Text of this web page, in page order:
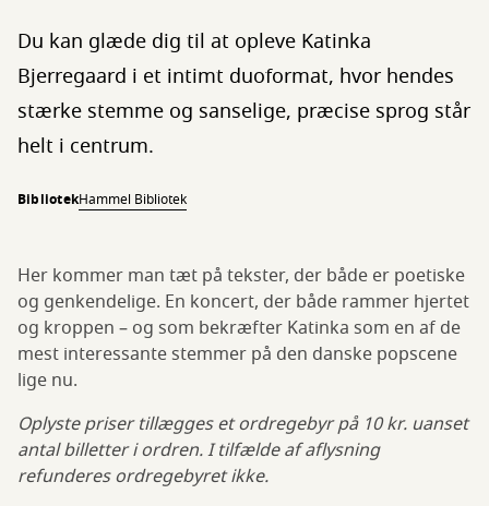
Du kan glæde dig til at opleve Katinka
Bjerregaard i et intimt duoformat, hvor hendes
stærke stemme og sanselige, præcise sprog står
helt i centrum.
BibliotekHammel Bibliotek
Her kommer man tæt på tekster, der både er poetiske
og genkendelige. En koncert, der både rammer hjertet
og kroppen – og som bekræfter Katinka som en af de
mest interessante stemmer på den danske popscene
lige nu.
Oplyste priser tillægges et ordregebyr på 10 kr. uanset
antal billetter i ordren. I tilfælde af aflysning
refunderes ordregebyret ikke.